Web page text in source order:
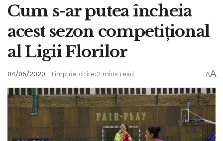
Cum s-ar putea încheia
acest sezon competițional
al Ligii Florilor
04/05/2020 Timp de citire:2 mins read AA